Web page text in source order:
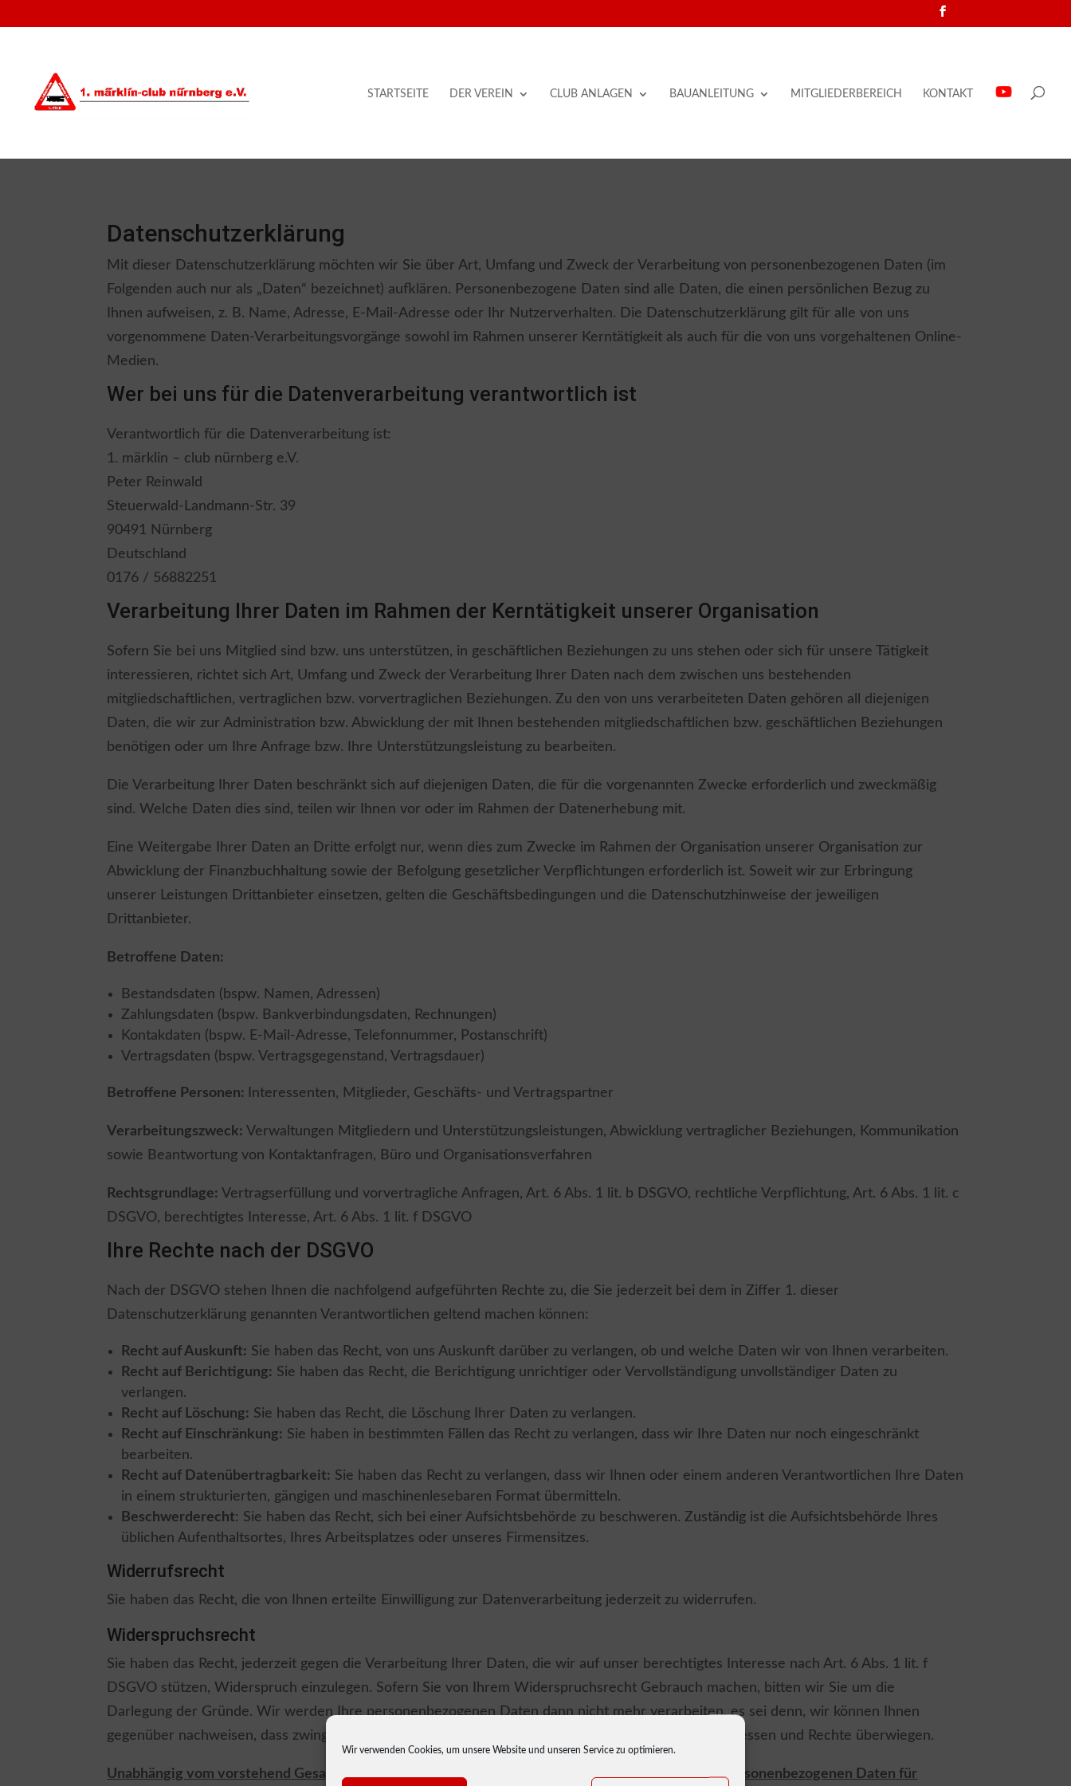
Wir verwenden Cookies, um unsere Website und unseren Service zu optimieren.
STARTSEITE DER VEREIN CLUB ANLAGEN BAUANLEITUNG MITGLIEDERBEREICH KONTAKT
Datenschutzerklärung
Mit dieser Datenschutzerklärung möchten wir Sie über Art, Umfang und Zweck der Verarbeitung von personenbezogenen Daten (im
Folgenden auch nur als „Daten“ bezeichnet) aufklären. Personenbezogene Daten sind alle Daten, die einen persönlichen Bezug zu
Ihnen aufweisen, z. B. Name, Adresse, E-Mail-Adresse oder Ihr Nutzerverhalten. Die Datenschutzerklärung gilt für alle von uns
vorgenommene Daten-Verarbeitungsvorgänge sowohl im Rahmen unserer Kerntätigkeit als auch für die von uns vorgehaltenen Online-
Medien.
Wer bei uns für die Datenverarbeitung verantwortlich ist
Verantwortlich für die Datenverarbeitung ist:
1. märklin – club nürnberg e.V.
Peter Reinwald
Steuerwald-Landmann-Str. 39
90491 Nürnberg
Deutschland
0176 / 56882251
Verarbeitung Ihrer Daten im Rahmen der Kerntätigkeit unserer Organisation
Sofern Sie bei uns Mitglied sind bzw. uns unterstützen, in geschäftlichen Beziehungen zu uns stehen oder sich für unsere Tätigkeit
interessieren, richtet sich Art, Umfang und Zweck der Verarbeitung Ihrer Daten nach dem zwischen uns bestehenden
mitgliedschaftlichen, vertraglichen bzw. vorvertraglichen Beziehungen. Zu den von uns verarbeiteten Daten gehören all diejenigen
Daten, die wir zur Administration bzw. Abwicklung der mit Ihnen bestehenden mitgliedschaftlichen bzw. geschäftlichen Beziehungen
benötigen oder um Ihre Anfrage bzw. Ihre Unterstützungsleistung zu bearbeiten.
Die Verarbeitung Ihrer Daten beschränkt sich auf diejenigen Daten, die für die vorgenannten Zwecke erforderlich und zweckmäßig
sind. Welche Daten dies sind, teilen wir Ihnen vor oder im Rahmen der Datenerhebung mit.
Eine Weitergabe Ihrer Daten an Dritte erfolgt nur, wenn dies zum Zwecke im Rahmen der Organisation unserer Organisation zur
Abwicklung der Finanzbuchhaltung sowie der Befolgung gesetzlicher Verpflichtungen erforderlich ist. Soweit wir zur Erbringung
unserer Leistungen Drittanbieter einsetzen, gelten die Geschäftsbedingungen und die Datenschutzhinweise der jeweiligen
Drittanbieter.
Betroffene Daten:
Bestandsdaten (bspw. Namen, Adressen)
Zahlungsdaten (bspw. Bankverbindungsdaten, Rechnungen)
Kontakdaten (bspw. E-Mail-Adresse, Telefonnummer, Postanschrift)
Vertragsdaten (bspw. Vertragsgegenstand, Vertragsdauer)
Betroffene Personen: Interessenten, Mitglieder, Geschäfts- und Vertragspartner
Verarbeitungszweck: Verwaltungen Mitgliedern und Unterstützungsleistungen, Abwicklung vertraglicher Beziehungen, Kommunikation
sowie Beantwortung von Kontaktanfragen, Büro und Organisationsverfahren
Rechtsgrundlage: Vertragserfüllung und vorvertragliche Anfragen, Art. 6 Abs. 1 lit. b DSGVO, rechtliche Verpflichtung, Art. 6 Abs. 1 lit. c
DSGVO, berechtigtes Interesse, Art. 6 Abs. 1 lit. f DSGVO
Ihre Rechte nach der DSGVO
Nach der DSGVO stehen Ihnen die nachfolgend aufgeführten Rechte zu, die Sie jederzeit bei dem in Ziffer 1. dieser
Datenschutzerklärung genannten Verantwortlichen geltend machen können:
Recht auf Auskunft: Sie haben das Recht, von uns Auskunft darüber zu verlangen, ob und welche Daten wir von Ihnen verarbeiten.
Recht auf Berichtigung: Sie haben das Recht, die Berichtigung unrichtiger oder Vervollständigung unvollständiger Daten zu
verlangen.
Recht auf Löschung: Sie haben das Recht, die Löschung Ihrer Daten zu verlangen.
Recht auf Einschränkung: Sie haben in bestimmten Fällen das Recht zu verlangen, dass wir Ihre Daten nur noch eingeschränkt
bearbeiten.
Recht auf Datenübertragbarkeit: Sie haben das Recht zu verlangen, dass wir Ihnen oder einem anderen Verantwortlichen Ihre Daten
in einem strukturierten, gängigen und maschinenlesebaren Format übermitteln.
Beschwerderecht: Sie haben das Recht, sich bei einer Aufsichtsbehörde zu beschweren. Zuständig ist die Aufsichtsbehörde Ihres
üblichen Aufenthaltsortes, Ihres Arbeitsplatzes oder unseres Firmensitzes.
Widerrufsrecht
Sie haben das Recht, die von Ihnen erteilte Einwilligung zur Datenverarbeitung jederzeit zu widerrufen.
Widerspruchsrecht
Sie haben das Recht, jederzeit gegen die Verarbeitung Ihrer Daten, die wir auf unser berechtigtes Interesse nach Art. 6 Abs. 1 lit. f
DSGVO stützen, Widerspruch einzulegen. Sofern Sie von Ihrem Widerspruchsrecht Gebrauch machen, bitten wir Sie um die
Darlegung der Gründe. Wir werden Ihre personenbezogenen Daten dann nicht mehr verarbeiten, es sei denn, wir können Ihnen
gegenüber nachweisen, dass zwingende schutzwürdige Gründe an der Datenverarbeitung Ihre Interessen und Rechte überwiegen.
Unabhängig vom vorstehend Gesagten, haben Sie das jederzeitige Recht, der Verarbeitung Ihrer personenbezogenen Daten für